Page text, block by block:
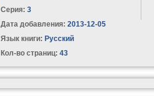
Серия:3
Дата добавления: 2013-12-05
Язык книги: Русский
Кол-во страниц: 43